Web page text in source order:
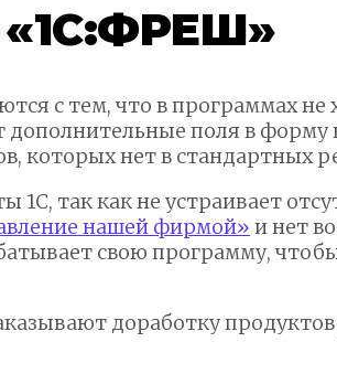
«1С:ФРЕШ»
с тем, что в программах не
дополнительные поля в форму
которых нет в стандартных
так как не устраивает
нашей фирмой» и нет
свою программу,
доработку